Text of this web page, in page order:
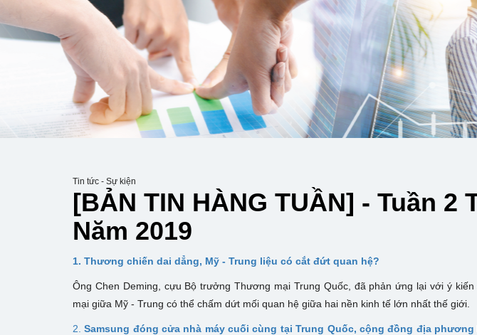
Tin tức - Sự kiện
[BẢN TIN HÀNG TUẦN] - Tuần 2
Năm 2019
1. Thương chiến dai dẳng, Mỹ - Trung liệu có cắt đứt quan hệ?
Ông Chen Deming, cựu Bộ trưởng Thương mại Trung Quốc, đã phản ứng lại với ý
mại giữa Mỹ - Trung có thể chấm dứt mối quan hệ giữa hai nền kinh tế lớn nhất thế giới.
2.Samsung đóng cửa nhà máy cuối cùng tại Trung Quốc, cộng đồng địa